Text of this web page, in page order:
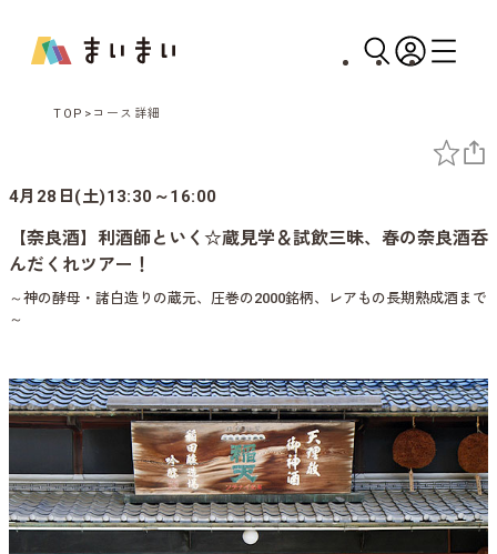
TOP コース詳細
4月28日(土)13:30～16:00
【奈良酒】利酒師といく☆蔵見学＆試飲三昧、春の奈良酒呑
んだくれツアー！
～神の酵母・諸白造りの蔵元、圧巻の2000銘柄、レアもの長期熟成酒まで
～